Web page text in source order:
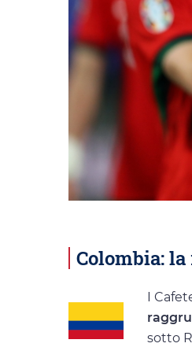
Colombia:
I
sotto